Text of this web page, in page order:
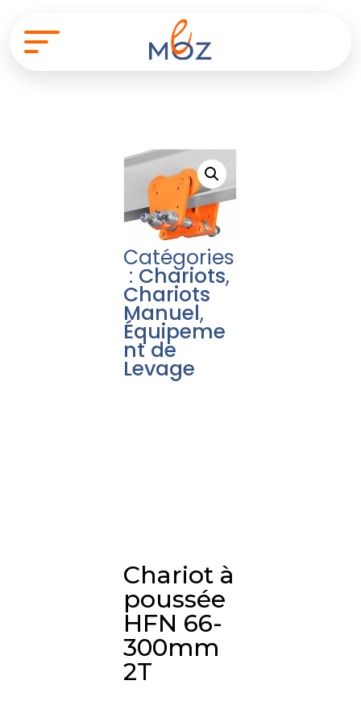
Catégories
: Chariots,
Chariots
Manuel,
Équipeme
nt de
Levage
Chariot à
poussée
HFN 66-
300mm
2T